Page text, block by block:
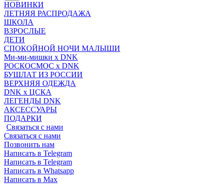
НОВИНКИ
ЛЕТНЯЯ РАСПРОДАЖА
ШКОЛА
ВЗРОСЛЫЕ
ДЕТИ
СПОКОЙНОЙ НОЧИ МАЛЫШИ
Ми-ми-мишки x DNK
РОСКОСМОС x DNK
БУШЛАТ ИЗ РОССИИ
ВЕРХНЯЯ ОДЕЖДА
DNK x ЦСКА
ЛЕГЕНДЫ DNK
АКСЕССУАРЫ
ПОДАРКИ
Связаться с нами
Связаться с нами
Позвонить нам
Написать в Telegram
Написать в Telegram
Написать в Whatsapp
Написать в Max